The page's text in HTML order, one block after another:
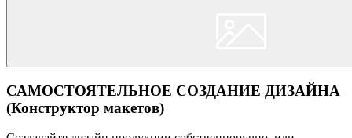
САМОСТОЯТЕЛЬНОЕ СОЗДАНИЕ ДИЗАЙНА
(Конструктор макетов)